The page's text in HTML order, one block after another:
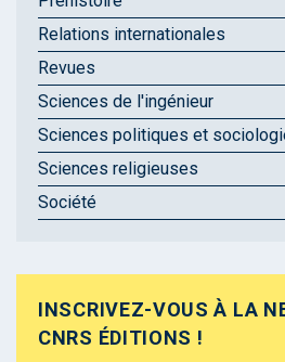
Relations internationales
Revues
Sciences de l'ingénieur
Sciences politiques et
Sciences religieuses
Société
INSCRIVEZ-VOUS À LA
CNRS ÉDITIONS !